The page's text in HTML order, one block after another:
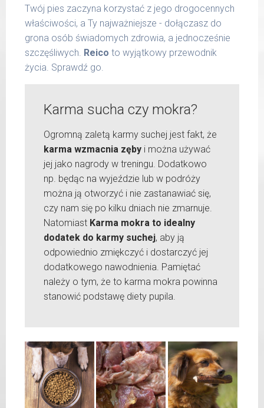
Twój pies zaczyna korzystać z jego drogocennych
właściwości, a Ty najważniejsze - dołączasz do
grona osób świadomych zdrowia, a jednocześnie
szczęśliwych. Reico to wyjątkowy przewodnik
życia. Sprawdź go.
Karma sucha czy mokra?
Ogromną zaletą karmy suchej jest fakt, że
karma wzmacnia zęby i można używać
jej jako nagrody w treningu. Dodatkowo
np. będąc na wyjeździe lub w podróży
można ją otworzyć i nie zastanawiać się,
czy nam się po kilku dniach nie zmarnuje.
Natomiast Karma mokra to idealny
dodatek do karmy suchej, aby ją
odpowiednio zmiękczyć i dostarczyć jej
dodatkowego nawodnienia. Pamiętać
należy o tym, że to karma mokra powinna
stanowić podstawę diety pupila.